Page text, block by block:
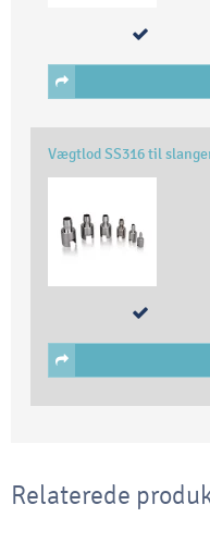
Vægtlod SS316 til
Relaterede